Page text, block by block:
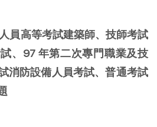
員高等考試建築師、技師考試
、97 年第二次專門職業及技
消防設備人員考試、普通考試